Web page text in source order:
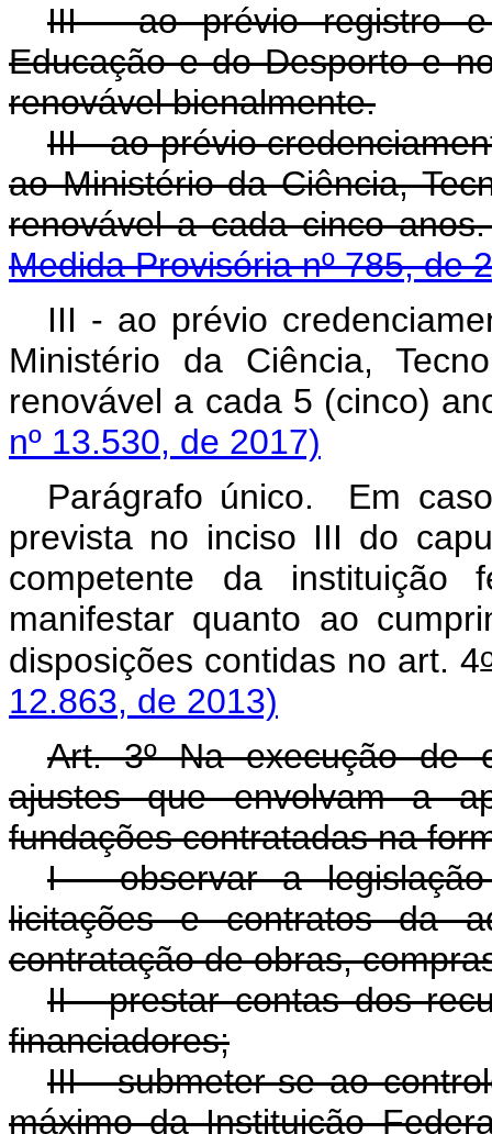
III - ao prévio registro e
Educação e do Desporto e
renovável bienalmente.
III - ao prévio
ao Ministério da Ciência,
renovável a cada
Medida Provisória nº 785, de
III - ao prévio
Ministério da Ciência,
renovável a cada 5
nº 13.530, de 2017)
Parágrafo único. Em
prevista no inciso III do
competente da
manifestar quanto ao
disposições contidas no art. 4
12.863, de 2013)
Art. 3º Na execução de
ajustes que envolvam a
fundações contratadas na
I - observar a
licitações e contratos da
contratação de obras,
II - prestar contas dos
financiadores;
III - submeter-se ao
máximo da Instituição